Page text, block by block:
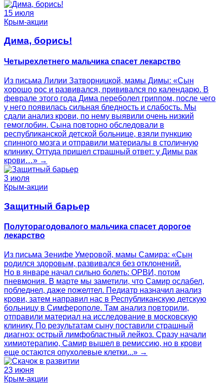
15 июля
Крым-акции
Дима, борись!
Четырехлетнего мальчика спасет лекарство
Из письма Лилии Затворницкой, мамы Димы: «Сын
хорошо рос и развивался, прививался по календарю. В
феврале этого года Дима переболел гриппом, после чего
у него появилась сильная бледность и слабость. Мы
сдали анализ крови, по нему выявили очень низкий
гемоглобин. Сына повторно обследовали в
республиканской детской больнице, взяли пункцию
спинного мозга и отправили материалы в столичную
клинику. Оттуда пришел страшный ответ: у Димы рак
крови…» →
3 июля
Крым-акции
Защитный барьер
Полуторагодовалого мальчика спасет дорогое
лекарство
Из письма Зенифе Умеровой, мамы Самира: «Сын
родился здоровым, развивался без отклонений.
Но в январе начал сильно болеть: ОРВИ, потом
пневмония. В марте мы заметили, что Самир ослабел,
побледнел, даже пожелтел. Педиатр назначил анализ
крови, затем направил нас в Республиканскую детскую
больницу в Симферополе. Там анализ повторили,
отправили материал на исследование в московскую
клинику. По результатам сыну поставили страшный
диагноз: острый лимфобластный лейкоз. Сразу начали
химиотерапию, Самир вышел в ремиссию, но в крови
еще остаются опухолевые клетки...» →
23 июня
Крым-акции